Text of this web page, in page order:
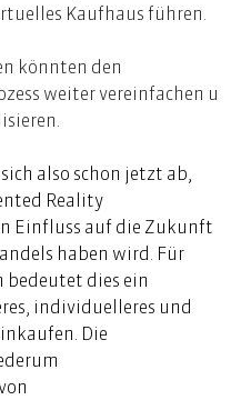
Kaufhaus führen.
könnten den
weiter vereinfachen u
also schon jetzt ab,
Reality
Einfluss auf die Zukunft
haben wird. Für
bedeutet dies ein
individuelleres und
Die